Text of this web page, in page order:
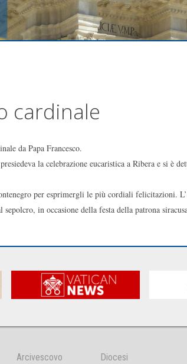
cardinale
da Papa Francesco.
la celebrazione eucaristica a Ribera e si è
per esprimergli le più cordiali felicitazioni.
in occasione della festa della patrona
Arcivescovo Diocesi